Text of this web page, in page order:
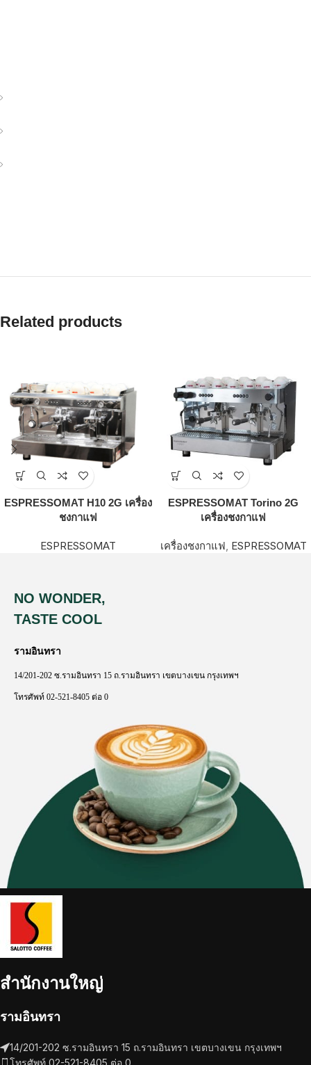
Related products
ESPRESSOMAT H10 2G เครื่อง
ชงกาแฟ
ESPRESSOMAT
ESPRESSOMAT Torino 2G
เครื่องชงกาแฟ
เครื่องชงกาแฟ, ESPRESSOMAT
NO WONDER,
TASTE COOL
รามอินทรา
14/201-202 ซ.รามอินทรา 15 ถ.รามอินทรา เขตบางเขน กรุงเทพฯ
โทรศัพท์ 02-521-8405 ต่อ 0
สำนักงานใหญ่
รามอินทรา
14/201-202 ซ.รามอินทรา 15 ถ.รามอินทรา เขตบางเขน กรุงเทพฯ
โทรศัพท์ 02-521-8405 ต่อ 0